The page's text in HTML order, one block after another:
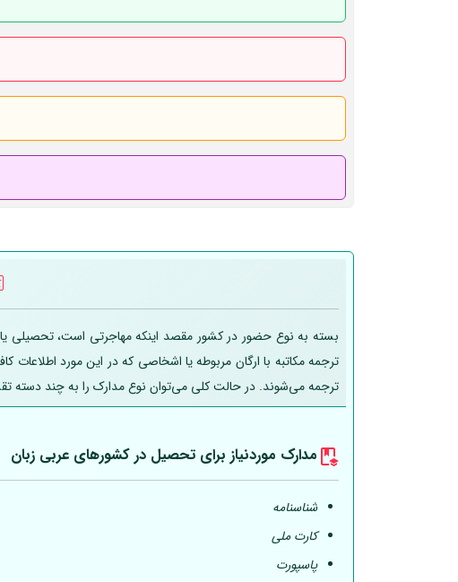
بسته به نوع حضور در کشور مقصد اینکه مهاجرتی است، تحصیلی یا
ترجمه مکاتبه با ارگان مربوطه یا اشخاصی که در این مورد
ترجمه می‌شوند. در حالت کلی می‌توان نوع مدارک را به چند دسته
مدارک موردنیاز برای تحصیل در کشورهای عربی زبان
شناسنامه
کارت ملی
پاسپورت